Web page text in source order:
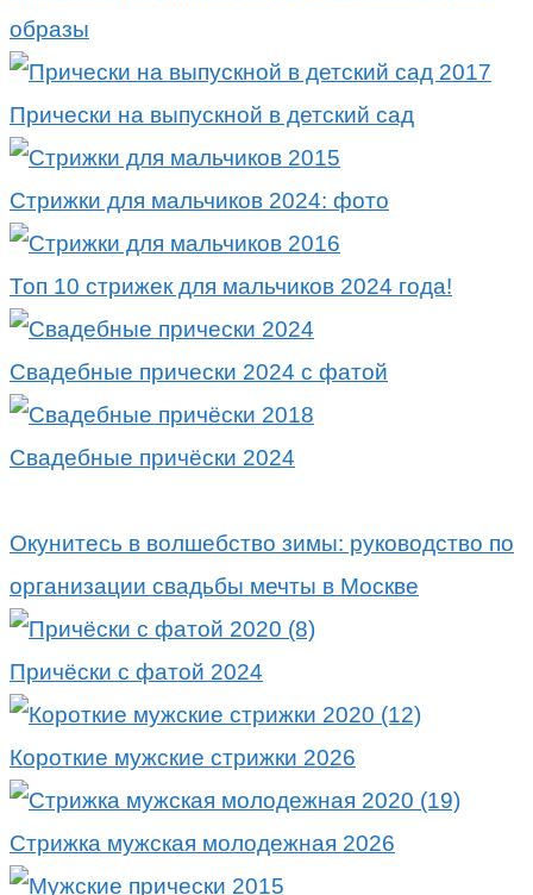
образы
Прически на выпускной в детский сад
Стрижки для мальчиков 2024: фото
Топ 10 стрижек для мальчиков 2024 года!
Свадебные прически 2024 с фатой
Свадебные причёски 2024
Окунитесь в волшебство зимы: руководство по
организации свадьбы мечты в Москве
Причёски с фатой 2024
Короткие мужские стрижки 2026
Стрижка мужская молодежная 2026